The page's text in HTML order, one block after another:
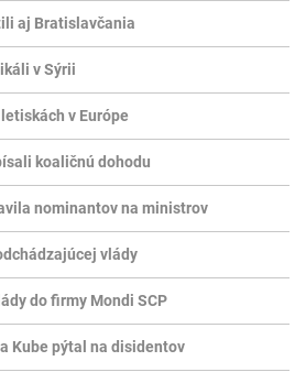
aj Bratislavčania
v Sýrii
v Európe
koaličnú dohodu
nominantov na ministrov
vlády
do firmy Mondi SCP
Kube pýtal na disidentov